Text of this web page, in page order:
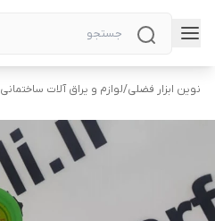
نوین ابزار فضلی/لوازم و یراق آلات ساختمانی